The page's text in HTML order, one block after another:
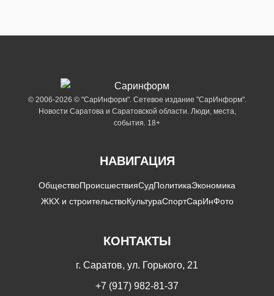
© 2006-2026 © "СарИнформ". Сетевое издание "СарИнформ".
Новости Саратова и Саратовской области. Люди, места,
события. 18+
НАВИГАЦИЯ
ОбществоПроисшествияСудПолитикаЭкономика
ЖКХ и строительствоКультураСпортСарИнФото
КОНТАКТЫ
г. Саратов, ул. Горького, 21
+7 (917) 982-81-37